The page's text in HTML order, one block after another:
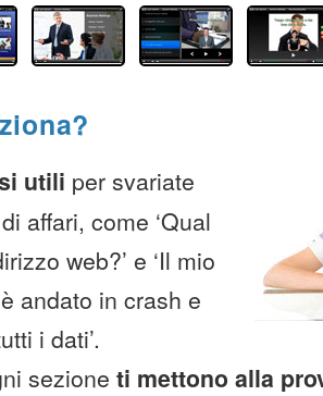
utili per svariate
affari, come ‘Qual
web?’ e ‘Il mio
andato in crash e
i dati’.
sezione ti mettono alla